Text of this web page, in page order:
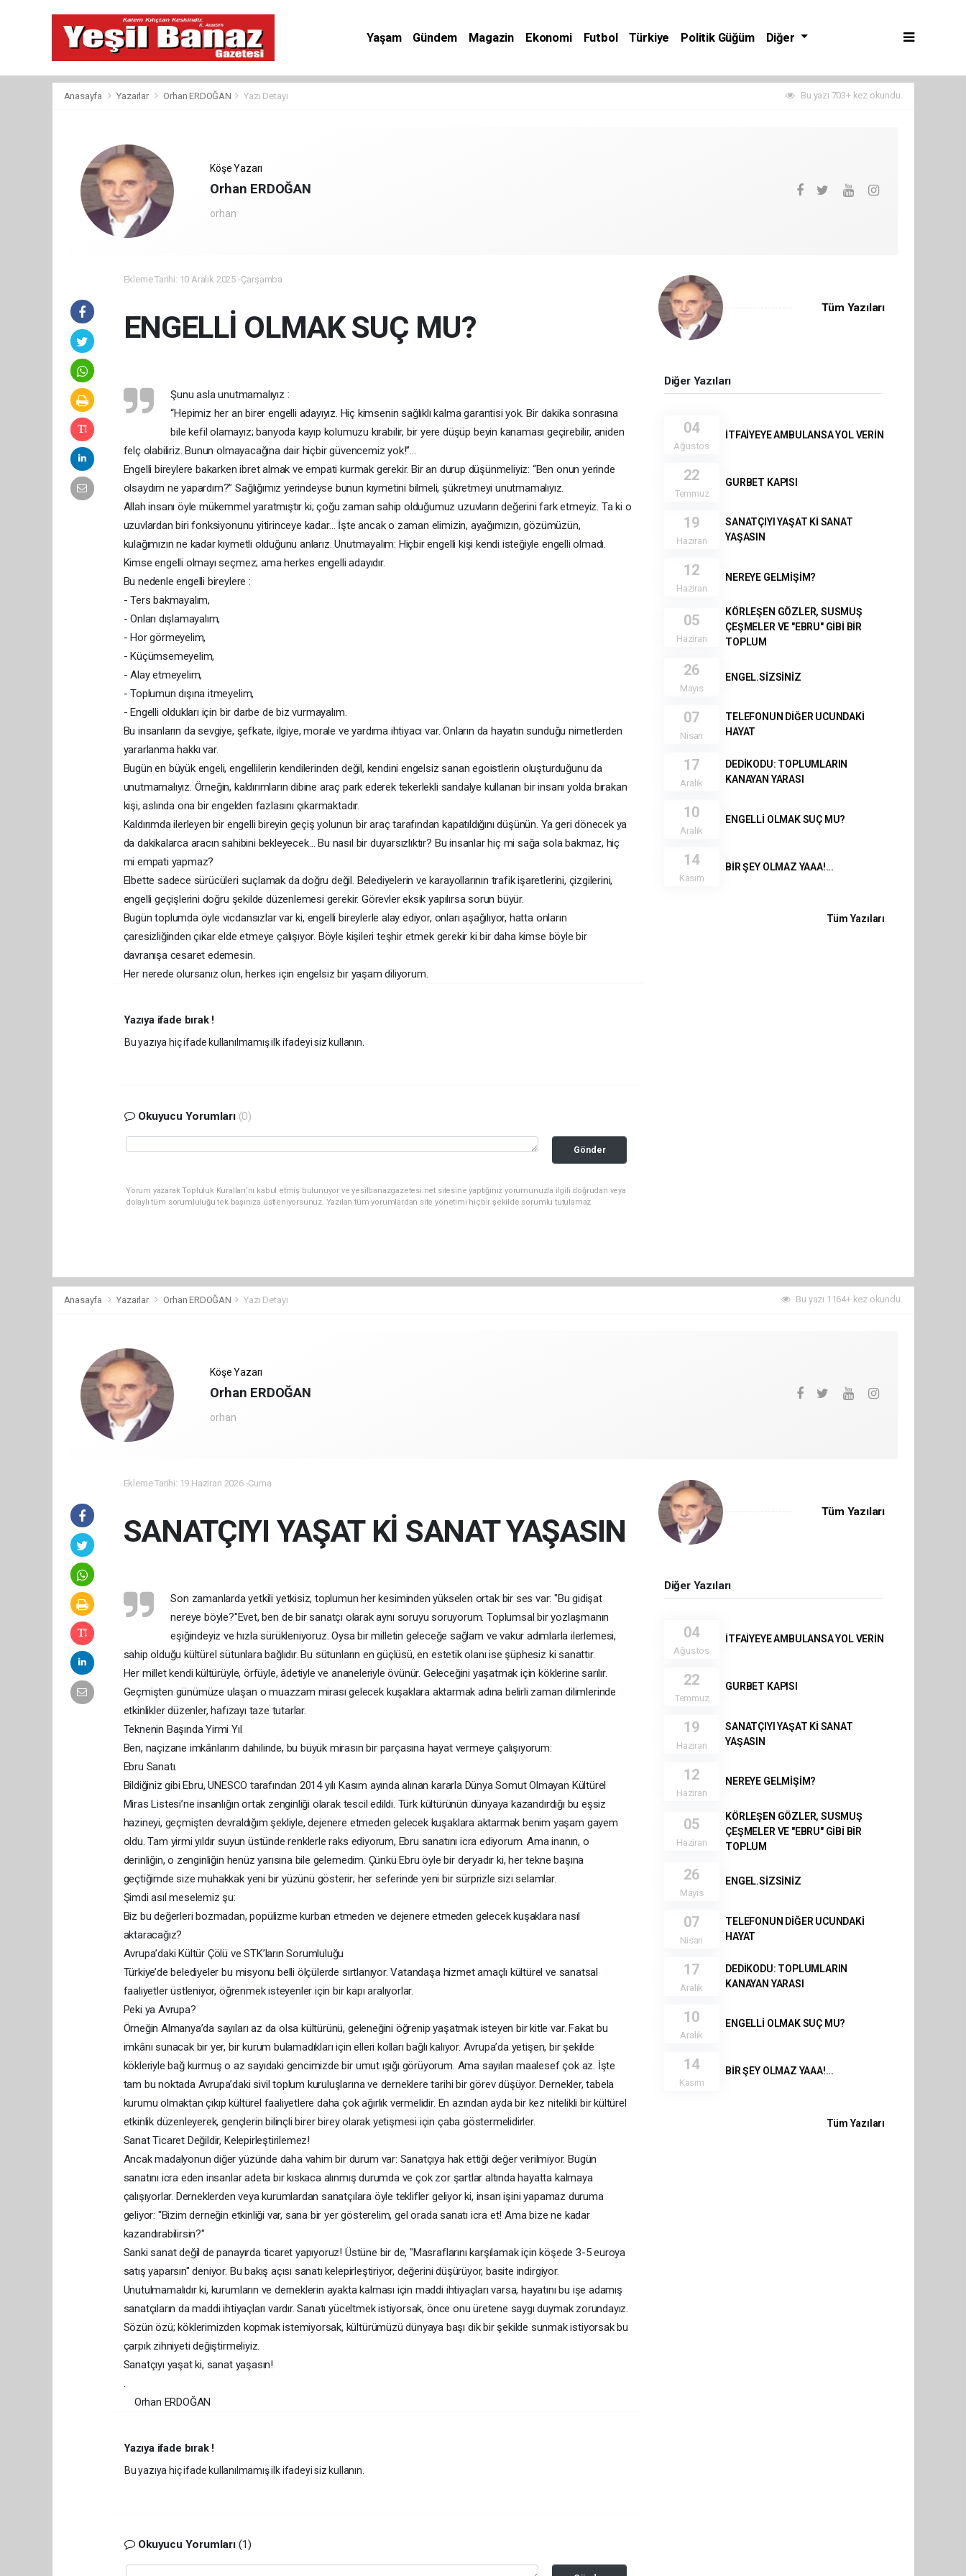
Yaşam Gündem Magazin Ekonomi Futbol Türkiye Politik Güğüm Diğer
Anasayfa Yazarlar Orhan ERDOĞAN Yazı Detayı Bu yazı 703+ kez okundu.
Köşe Yazarı
Orhan ERDOĞAN
orhan
Ekleme Tarihi: 10 Aralık 2025 -Çarşamba
ENGELLİ OLMAK SUÇ MU?
Şunu asla unutmamalıyız :
“Hepimiz her an birer engelli adayıyız. Hiç kimsenin sağlıklı kalma garantisi yok. Bir dakika sonrasına
bile kefil olamayız; banyoda kayıp kolumuzu kırabilir, bir yere düşüp beyin kanaması geçirebilir, aniden
felç olabiliriz. Bunun olmayacağına dair hiçbir güvencemiz yok!”...
Engelli bireylere bakarken ibret almak ve empati kurmak gerekir. Bir an durup düşünmeliyiz: “Ben onun yerinde
olsaydım ne yapardım?” Sağlığımız yerindeyse bunun kıymetini bilmeli, şükretmeyi unutmamalıyız.
Allah insanı öyle mükemmel yaratmıştır ki; çoğu zaman sahip olduğumuz uzuvların değerini fark etmeyiz. Ta ki o
uzuvlardan biri fonksiyonunu yitirinceye kadar… İşte ancak o zaman elimizin, ayağımızın, gözümüzün,
kulağımızın ne kadar kıymetli olduğunu anlarız. Unutmayalım: Hiçbir engelli kişi kendi isteğiyle engelli olmadı.
Kimse engelli olmayı seçmez; ama herkes engelli adayıdır.
Bu nedenle engelli bireylere :
- Ters bakmayalım,
- Onları dışlamayalım,
- Hor görmeyelim,
- Küçümsemeyelim,
- Alay etmeyelim,
- Toplumun dışına itmeyelim,
- Engelli oldukları için bir darbe de biz vurmayalım.
Bu insanların da sevgiye, şefkate, ilgiye, morale ve yardıma ihtiyacı var. Onların da hayatın sunduğu nimetlerden
yararlanma hakkı var.
Bugün en büyük engeli, engellilerin kendilerinden değil, kendini engelsiz sanan egoistlerin oluşturduğunu da
unutmamalıyız. Örneğin, kaldırımların dibine araç park ederek tekerlekli sandalye kullanan bir insanı yolda bırakan
kişi, aslında ona bir engelden fazlasını çıkarmaktadır.
Kaldırımda ilerleyen bir engelli bireyin geçiş yolunun bir araç tarafından kapatıldığını düşünün. Ya geri dönecek ya
da dakikalarca aracın sahibini bekleyecek… Bu nasıl bir duyarsızlıktır? Bu insanlar hiç mi sağa sola bakmaz, hiç
mi empati yapmaz?
Elbette sadece sürücüleri suçlamak da doğru değil. Belediyelerin ve karayollarının trafik işaretlerini, çizgilerini,
engelli geçişlerini doğru şekilde düzenlemesi gerekir. Görevler eksik yapılırsa sorun büyür.
Bugün toplumda öyle vicdansızlar var ki, engelli bireylerle alay ediyor, onları aşağılıyor, hatta onların
çaresizliğinden çıkar elde etmeye çalışıyor. Böyle kişileri teşhir etmek gerekir ki bir daha kimse böyle bir
davranışa cesaret edemesin.
Her nerede olursanız olun, herkes için engelsiz bir yaşam diliyorum.
Yazıya ifade bırak !
Bu yazıya hiç ifade kullanılmamış ilk ifadeyi siz kullanın.
Okuyucu Yorumları (0)
Gönder
Yorum yazarak Topluluk Kuralları’nı kabul etmiş bulunuyor ve yesilbanazgazetesi.net sitesine yaptığınız yorumunuzla ilgili doğrudan veya
dolaylı tüm sorumluluğu tek başınıza üstleniyorsunuz. Yazılan tüm yorumlardan site yönetimi hiçbir şekilde sorumlu tutulamaz.
Tüm Yazıları
Diğer Yazıları
04
Ağustos
İTFAİYEYE AMBULANSA YOL VERİN
22
Temmuz
GURBET KAPISI
19
Haziran
SANATÇIYI YAŞAT Kİ SANAT
YAŞASIN
12
Haziran
NEREYE GELMİŞİM?
05
Haziran
KÖRLEŞEN GÖZLER, SUSMUŞ
ÇEŞMELER VE "EBRU" GİBİ BİR
TOPLUM
26
Mayıs
ENGEL.SİZSİNİZ
07
Nisan
TELEFONUN DİĞER UCUNDAKİ
HAYAT
17
Aralık
DEDİKODU: TOPLUMLARIN
KANAYAN YARASI
10
Aralık
ENGELLİ OLMAK SUÇ MU?
14
Kasım
BİR ŞEY OLMAZ YAAA!...
Tüm Yazıları
Anasayfa Yazarlar Orhan ERDOĞAN Yazı Detayı Bu yazı 1164+ kez okundu.
Köşe Yazarı
Orhan ERDOĞAN
orhan
Ekleme Tarihi: 19 Haziran 2026 -Cuma
SANATÇIYI YAŞAT Kİ SANAT YAŞASIN
Son zamanlarda yetkili yetkisiz, toplumun her kesiminden yükselen ortak bir ses var: "Bu gidişat
nereye böyle?"​Evet, ben de bir sanatçı olarak aynı soruyu soruyorum. Toplumsal bir yozlaşmanın
eşiğindeyiz ve hızla sürükleniyoruz. Oysa bir milletin geleceğe sağlam ve vakur adımlarla ilerlemesi,
sahip olduğu kültürel sütunlara bağlıdır. Bu sütunların en güçlüsü, en estetik olanı ise şüphesiz ki sanattır.​
Her millet kendi kültürüyle, örfüyle, âdetiyle ve ananeleriyle övünür. Geleceğini yaşatmak için köklerine sarılır.
Geçmişten günümüze ulaşan o muazzam mirası gelecek kuşaklara aktarmak adına belirli zaman dilimlerinde
etkinlikler düzenler, hafızayı taze tutarlar.​
Teknenin Başında Yirmi Yıl​
Ben, naçizane imkânlarım dahilinde, bu büyük mirasın bir parçasına hayat vermeye çalışıyorum:
Ebru Sanatı.​
Bildiğiniz gibi Ebru, UNESCO tarafından 2014 yılı Kasım ayında alınan kararla Dünya Somut Olmayan Kültürel
Miras Listesi’ne insanlığın ortak zenginliği olarak tescil edildi. Türk kültürünün dünyaya kazandırdığı bu eşsiz
hazineyi, geçmişten devraldığım şekliyle, dejenere etmeden gelecek kuşaklara aktarmak benim yaşam gayem
oldu.​ Tam yirmi yıldır suyun üstünde renklerle raks ediyorum, Ebru sanatını icra ediyorum. Ama inanın, o
derinliğin, o zenginliğin henüz yarısına bile gelemedim. Çünkü Ebru öyle bir deryadır ki, her tekne başına
geçtiğimde size muhakkak yeni bir yüzünü gösterir; her seferinde yeni bir sürprizle sizi selamlar.​
Şimdi asıl meselemiz şu:
Biz bu değerleri bozmadan, popülizme kurban etmeden ve dejenere etmeden gelecek kuşaklara nasıl
aktaracağız?
​Avrupa’daki Kültür Çölü ve STK’ların Sorumluluğu​
Türkiye’de belediyeler bu misyonu belli ölçülerde sırtlanıyor. Vatandaşa hizmet amaçlı kültürel ve sanatsal
faaliyetler üstleniyor, öğrenmek isteyenler için bir kapı aralıyorlar.​
Peki ya Avrupa?
Örneğin Almanya’da sayıları az da olsa kültürünü, geleneğini öğrenip yaşatmak isteyen bir kitle var. Fakat bu
imkânı sunacak bir yer, bir kurum bulamadıkları için elleri kolları bağlı kalıyor. Avrupa’da yetişen, bir şekilde
kökleriyle bağ kurmuş o az sayıdaki gencimizde bir umut ışığı görüyorum. Ama sayıları maalesef çok az.​ İşte
tam bu noktada Avrupa’daki sivil toplum kuruluşlarına ve derneklere tarihi bir görev düşüyor. Dernekler, tabela
kurumu olmaktan çıkıp kültürel faaliyetlere daha çok ağırlık vermelidir. En azından ayda bir kez nitelikli bir kültürel
etkinlik düzenleyerek, gençlerin bilinçli birer birey olarak yetişmesi için çaba göstermelidirler.​
Sanat Ticaret Değildir, Kelepirleştirilemez!​
Ancak madalyonun diğer yüzünde daha vahim bir durum var: Sanatçıya hak ettiği değer verilmiyor.​ Bugün
sanatını icra eden insanlar adeta bir kıskaca alınmış durumda ve çok zor şartlar altında hayatta kalmaya
çalışıyorlar. Derneklerden veya kurumlardan sanatçılara öyle teklifler geliyor ki, insan işini yapamaz duruma
geliyor:​ "Bizim derneğin etkinliği var, sana bir yer gösterelim, gel orada sanatı icra et! Ama bize ne kadar
kazandırabilirsin?"​
Sanki sanat değil de panayırda ticaret yapıyoruz! Üstüne bir de, "Masraflarını karşılamak için köşede 3-5 euroya
satış yaparsın" deniyor.​ Bu bakış açısı sanatı kelepirleştiriyor, değerini düşürüyor, basite indirgiyor.
Unutulmamalıdır ki, kurumların ve derneklerin ayakta kalması için maddi ihtiyaçları varsa, hayatını bu işe adamış
sanatçıların da maddi ihtiyaçları vardır. Sanatı yüceltmek istiyorsak, önce onu üretene saygı duymak zorundayız.​
Sözün özü; köklerimizden kopmak istemiyorsak, kültürümüzü dünyaya başı dik bir şekilde sunmak istiyorsak bu
çarpık zihniyeti değiştirmeliyiz.​
Sanatçıyı yaşat ki, sanat yaşasın!
.
Orhan ERDOĞAN
Yazıya ifade bırak !
Bu yazıya hiç ifade kullanılmamış ilk ifadeyi siz kullanın.
Okuyucu Yorumları (1)
Tüm Yazıları
Diğer Yazıları
04
Ağustos
İTFAİYEYE AMBULANSA YOL VERİN
22
Temmuz
GURBET KAPISI
19
Haziran
SANATÇIYI YAŞAT Kİ SANAT
YAŞASIN
12
Haziran
NEREYE GELMİŞİM?
05
Haziran
KÖRLEŞEN GÖZLER, SUSMUŞ
ÇEŞMELER VE "EBRU" GİBİ BİR
TOPLUM
26
Mayıs
ENGEL.SİZSİNİZ
07
Nisan
TELEFONUN DİĞER UCUNDAKİ
HAYAT
17
Aralık
DEDİKODU: TOPLUMLARIN
KANAYAN YARASI
10
Aralık
ENGELLİ OLMAK SUÇ MU?
14
Kasım
BİR ŞEY OLMAZ YAAA!...
Tüm Yazıları